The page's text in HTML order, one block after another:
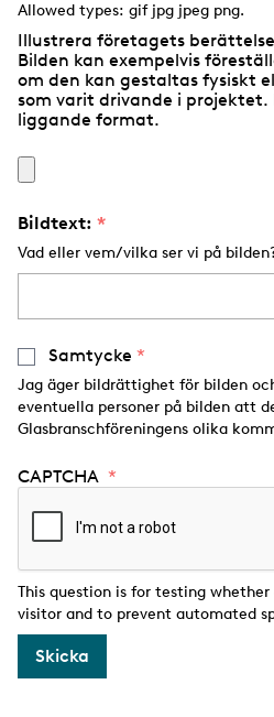
Allowed types: gif jpg jpeg png.
Illustrera företagets
Bilden kan exempelvis
om den kan gestaltas fysiskt
som varit drivande i projektet.
liggande format.
Bildtext:
Vad eller vem/vilka ser vi på
Samtycke
Jag äger bildrättighet för bilden
eventuella personer på bilden att
Glasbranschföreningens olika
CAPTCHA
This question is for testing
visitor and to prevent automated